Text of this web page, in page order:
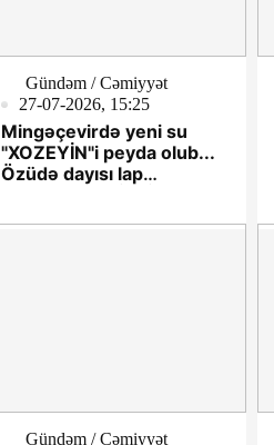
Gündəm / Cəmiyyət
27-07-2026, 15:25
Mingəçevirdə yeni su
"XOZEYİN"i peyda olub...
Özüdə dayısı lap
Gündəm / Cəmiyyət